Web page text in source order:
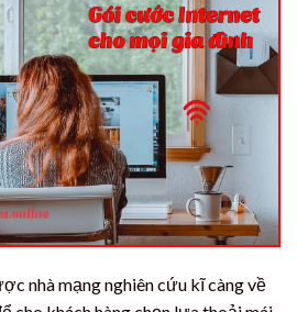
nhà mạng nghiên cứu kĩ càng về